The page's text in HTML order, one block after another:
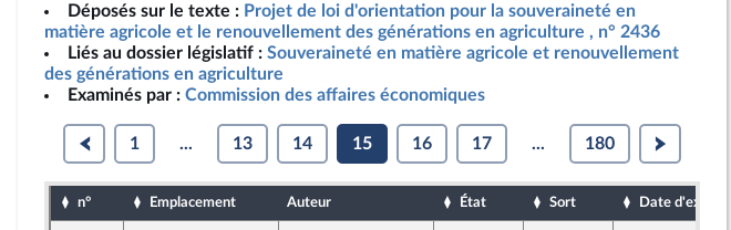
Déposés sur le texte : Projet de loi d'orientation pour la souveraineté en
matière agricole et le renouvellement des générations en agriculture , n° 2436
Liés au dossier législatif : Souveraineté en matière agricole et renouvellement
des générations en agriculture
Examinés par : Commission des affaires économiques
1 ... 13 14 15 16 17 ... 180
n° Emplacement Auteur État Sort Date d'examen